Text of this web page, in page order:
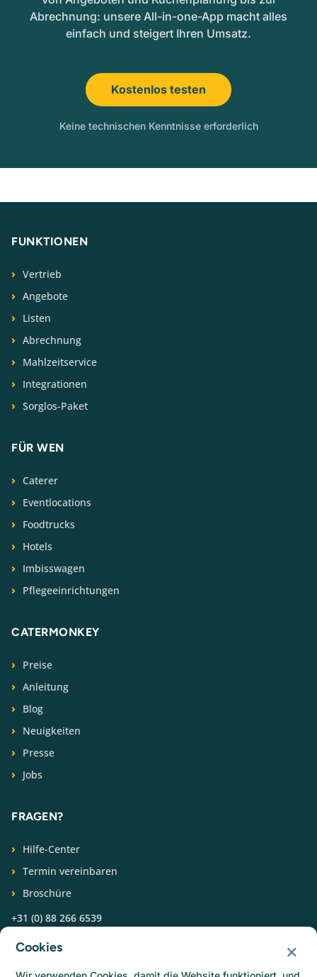
Abrechnung: unsere All-in-one-App macht alles
einfach und steigert Ihren Umsatz.
Kostenlos testen
Keine technischen Kenntnisse erforderlich
FUNKTIONEN
Vertrieb
Angebote
Listen
Abrechnung
Mahlzeitservice
Integrationen
Sorglos-Paket
FÜR WEN
Caterer
Eventlocations
Foodtrucks
Hotels
Imbisswagen
Pflegeeinrichtungen
CATERMONKEY
Preise
Anleitung
Blog
Neuigkeiten
Presse
Jobs
FRAGEN?
Hilfe-Center
Termin vereinbaren
Broschüre
+31 (0) 88 266 6539
FOLGEN SIE UNS
Cookies ×